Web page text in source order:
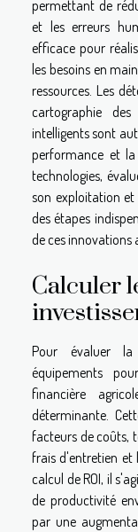
permettant de
et les erreurs
efficace pour
les besoins en
ressources. Les
cartographie
intelligents sont
performance et
technologies,
son exploitation
des étapes
de ces innovations
Calculer
Pour évaluer la
équipements
financière
déterminante.
facteurs de coûts,
frais d'entretien et
calcul de ROI, il
de productivité
par une